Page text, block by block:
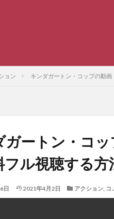
ョン キンダガートン・コップの動
ガートン・コ
フル視聴する方
日 2021年4月2日 アクション, コ